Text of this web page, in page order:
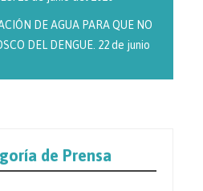
DE AGUA PARA QUE NO
DEL DENGUE. 22 de junio
de Prensa